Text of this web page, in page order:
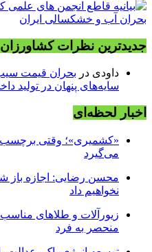
جدیدترین نظرات کشاورزان
داودی در بحران قیمت
سایه‌های پنهان در تولید
اخبار لحظه‌ای
«کشمیری»؛ وقتی
می‌گیرد
محسن رضایی: اجازه باز
نخواهیم داد
زیورآلات و طلاهای
منحصر به فرد